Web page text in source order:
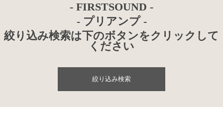
- FIRSTSOUND -
- プリアンプ -
絞り込み検索は下のボタンをクリックして
ください
絞り込み検索